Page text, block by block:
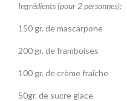
Ingrédients (pour 2 personnes):
150 gr. de mascarpone
200 gr. de framboises
100 gr. de crème fraîche
50gr. de sucre glace